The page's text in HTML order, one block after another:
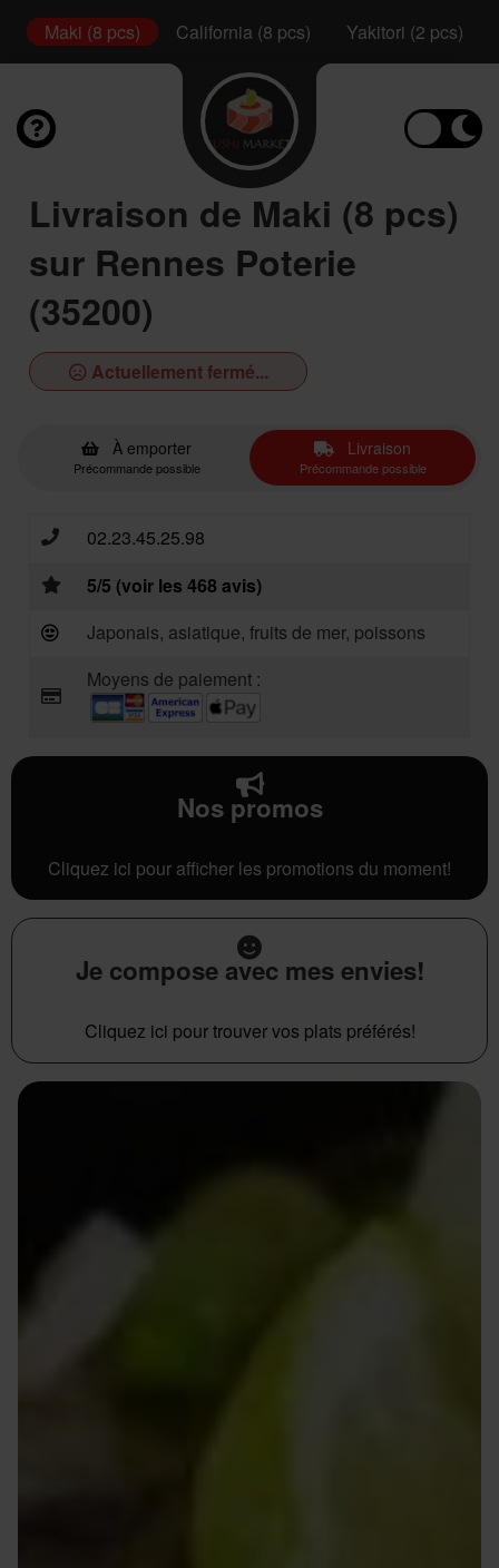
Maki (8 pcs) California (8 pcs) Yakitori (2 pcs)
Livraison de Maki (8 pcs)
sur Rennes Poterie
(35200)
Actuellement fermé...
À emporter
Précommande possible
Livraison
Précommande possible
02.23.45.25.98
5/5 (voir les 468 avis)
Japonais, asiatique, fruits de mer, poissons
Moyens de paiement :
Nos promos
Cliquez ici pour afficher les promotions du moment!
Je compose avec mes envies!
Cliquez ici pour trouver vos plats préférés!